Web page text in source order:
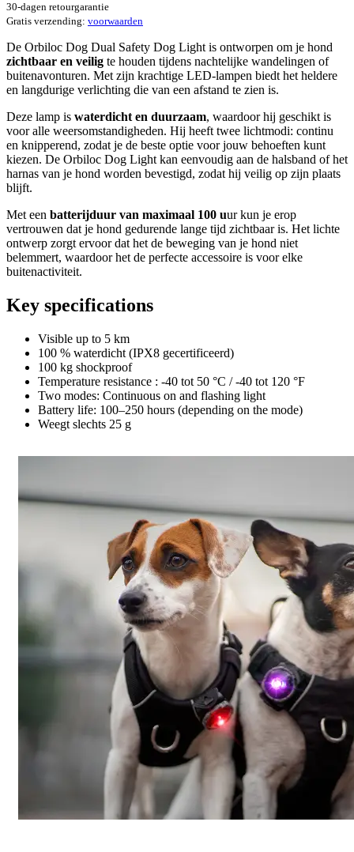
30-dagen retourgarantie
Gratis verzending: voorwaarden
De Orbiloc Dog Dual Safety Dog Light is ontworpen om je hond
zichtbaar en veilig te houden tijdens nachtelijke wandelingen of
buitenavonturen. Met zijn krachtige LED-lampen biedt het heldere
en langdurige verlichting die van een afstand te zien is.
Deze lamp is waterdicht en duurzaam, waardoor hij geschikt is
voor alle weersomstandigheden. Hij heeft twee lichtmodi: continu
en knipperend, zodat je de beste optie voor jouw behoeften kunt
kiezen. De Orbiloc Dog Light kan eenvoudig aan de halsband of het
harnas van je hond worden bevestigd, zodat hij veilig op zijn plaats
blijft.
Met een batterijduur van maximaal 100 uur kun je erop
vertrouwen dat je hond gedurende lange tijd zichtbaar is. Het lichte
ontwerp zorgt ervoor dat het de beweging van je hond niet
belemmert, waardoor het de perfecte accessoire is voor elke
buitenactiviteit.
Key specifications
Visible up to 5 km
100 % waterdicht (IPX8 gecertificeerd)
100 kg shockproof
Temperature resistance : -40 tot 50 °C / -40 tot 120 °F
Two modes: Continuous on and flashing light
Battery life: 100–250 hours (depending on the mode)
Weegt slechts 25 g